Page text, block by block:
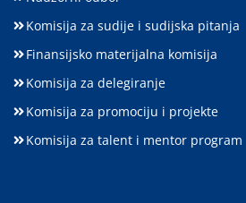
Komisija za sudije i sudijska pitanja
Finansijsko materijalna komisija
Komisija za delegiranje
Komisija za promociju i projekte
Komisija za talent i mentor program